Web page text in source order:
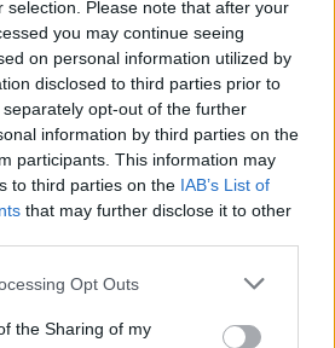
selection. Please note that after your
you may continue seeing
on personal information utilized by
disclosed to third parties prior to
opt-out of the further
information by third parties on the
participants. This information may
to third parties on the IAB’s List of
that may further disclose it to other
Opt Outs
the Sharing of my
nižje cene bencina ter višje
dizla in kurilnega olja
2026
nižje cene bencina, dizla in
olja
2026
sprejela ukrepe za ublažitev